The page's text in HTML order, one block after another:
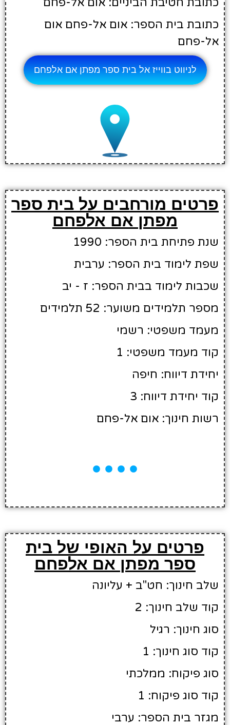
כתובת בית הספר: אום אל-פחם אום
אל-פחם
לניווט בווייז אל בית ספר מפתן אם אלפחם
פרטים מורחבים על בית ספר
מפתן אם אלפחם
שנת פתיחת בית הספר: 1990
שפת לימוד בית הספר: ערבית
שכבות לימוד בבית הספר: ז - יב
מספר תלמידים משוער: 52 תלמידים
מעמד משפטי: רשמי
קוד מעמד משפטי: 1
יחידת דיווח: חיפה
קוד יחידת דיווח: 3
רשות חינוך: אום אל-פחם
פרטים על האופי של בית
ספר מפתן אם אלפחם
שלב חינוך: חט"ב + עליונה
קוד שלב חינוך: 2
סוג חינוך: רגיל
קוד סוג חינוך: 1
סוג פיקוח: ממלכתי
קוד סוג פיקוח: 1
מגזר בית הספר: ערבי